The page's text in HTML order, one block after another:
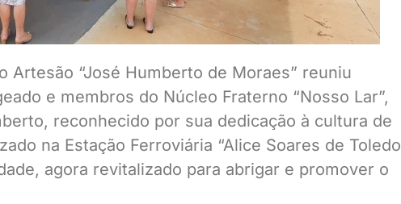
Artesão “José Humberto de Moraes” reuniu
e membros do Núcleo Fraterno “Nosso Lar”,
reconhecido por sua dedicação à cultura de
na Estação Ferroviária “Alice Soares de Toledo
agora revitalizado para abrigar e promover o